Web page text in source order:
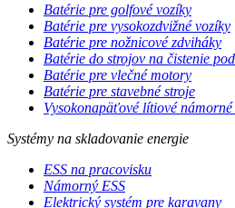
Batérie pre golfové vozíky
Batérie pre vysokozdvižné vozíky
Batérie pre nožnicové zdviháky
Batérie do strojov na čistenie
Batérie pre vlečné motory
Batérie pre stavebné stroje
Vysokonapäťové lítiové
Systémy na skladovanie energie
ESS na pracovisku
Námorný ESS
Elektrický systém pre karavany